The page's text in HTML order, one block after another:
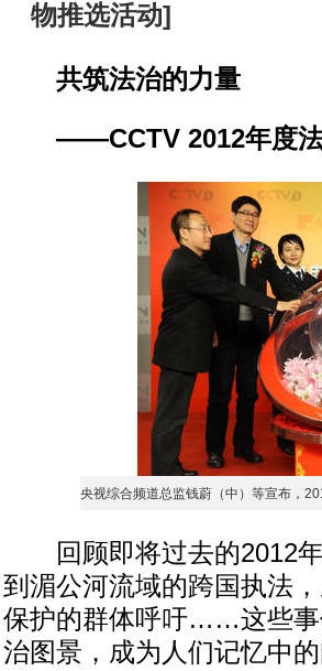
物推选活动]
共筑法治的力量
——CCTV 2012年度法
央视综合频道总监钱蔚（中）等宣布，
回顾即将过去的2012年
到湄公河流域的跨国执法
保护的群体呼吁……这些事
治图景，成为人们记忆中的